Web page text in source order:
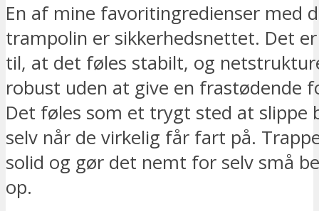
En af mine favoritingredienser med
trampolin er sikkerhedsnettet. Det
til, at det føles stabilt, og
robust uden at give en frastødende
Det føles som et trygt sted at slippe
selv når de virkelig får fart på.
solid og gør det nemt for selv små
op.